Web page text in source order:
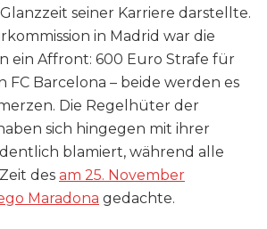
seiner Karriere darstellte.
in Madrid war die
ein Affront: 600 Euro Strafe für
FC Barcelona – beide werden es
Die Regelhüter der
sich hingegen mit ihrer
blamiert, während alle
des am 25. November
Maradona gedachte.